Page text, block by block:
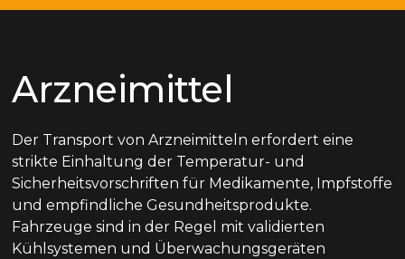
Arzneimittel
Der Transport von Arzneimitteln erfordert eine
strikte Einhaltung der Temperatur- und
Sicherheitsvorschriften für Medikamente, Impfstoffe
und empfindliche Gesundheitsprodukte.
Fahrzeuge sind in der Regel mit validierten
Kühlsystemen und Überwachungsgeräten